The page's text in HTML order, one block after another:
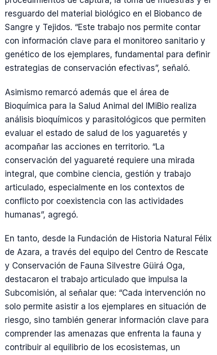
resguardo del material biológico en el Biobanco de
Sangre y Tejidos. “Este trabajo nos permite contar
con información clave para el monitoreo sanitario y
genético de los ejemplares, fundamental para definir
estrategias de conservación efectivas”, señaló.
Asimismo remarcó además que el área de
Bioquímica para la Salud Animal del IMiBio realiza
análisis bioquímicos y parasitológicos que permiten
evaluar el estado de salud de los yaguaretés y
acompañar las acciones en territorio. “La
conservación del yaguareté requiere una mirada
integral, que combine ciencia, gestión y trabajo
articulado, especialmente en los contextos de
conflicto por coexistencia con las actividades
humanas”, agregó.
En tanto, desde la Fundación de Historia Natural Félix
de Azara, a través del equipo del Centro de Rescate
y Conservación de Fauna Silvestre Güirá Oga,
destacaron el trabajo articulado que impulsa la
Subcomisión, al señalar que: “Cada intervención no
solo permite asistir a los ejemplares en situación de
riesgo, sino también generar información clave para
comprender las amenazas que enfrenta la fauna y
contribuir al equilibrio de los ecosistemas, un